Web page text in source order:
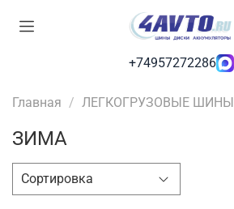
+74957272286
Главная ЛЕГКОГРУЗОВЫЕ ШИНЫ
ЗИМА